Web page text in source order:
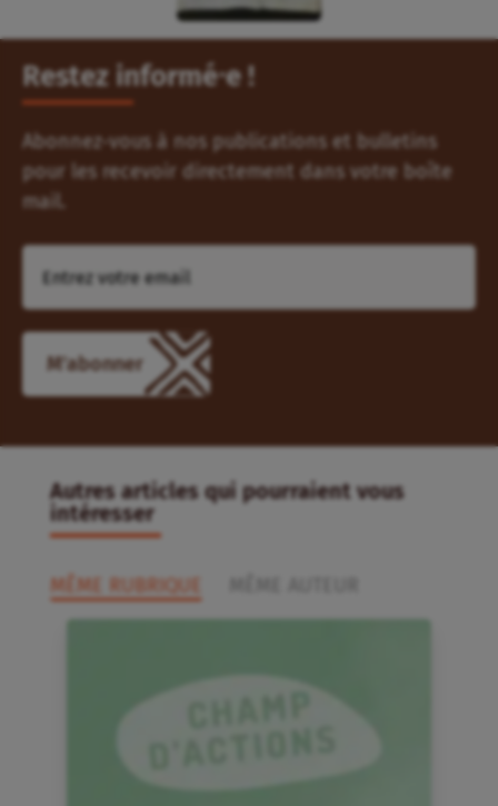
Restez informé⸱e !
Abonnez-vous à nos publications et bulletins
pour les recevoir directement dans votre boîte
mail.
M'abonner
Autres articles qui pourraient vous
intéresser
MÊME RUBRIQUE